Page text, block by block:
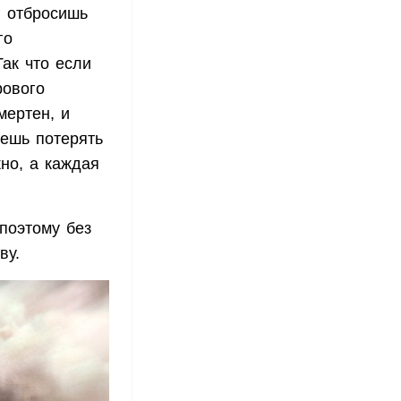
отбросишь
что если
и
потерять
а каждая
без